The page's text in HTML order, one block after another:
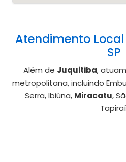
Atendimento
SP
Além de Juquitiba,
metropolitana, incluindo
Serra, Ibiúna, Miracatu,